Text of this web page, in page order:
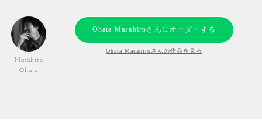
Masahiro
Ohata
Ohata Masahiroさんにオーダーする
Ohata Masahiroさんの作品を見る